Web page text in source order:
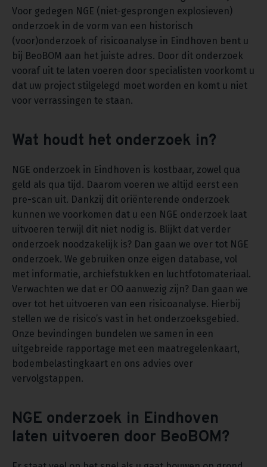
Voor gedegen NGE (niet-gesprongen explosieven)
onderzoek in de vorm van een historisch
(voor)onderzoek of risicoanalyse in Eindhoven bent u
bij BeoBOM aan het juiste adres. Door dit onderzoek
vooraf uit te laten voeren door specialisten voorkomt u
dat uw project stilgelegd moet worden en komt u niet
voor verrassingen te staan.
Wat houdt het onderzoek in?
NGE onderzoek in Eindhoven is kostbaar, zowel qua
geld als qua tijd. Daarom voeren we altijd eerst een
pre-scan uit. Dankzij dit oriënterende onderzoek
kunnen we voorkomen dat u een NGE onderzoek laat
uitvoeren terwijl dit niet nodig is. Blijkt dat verder
onderzoek noodzakelijk is? Dan gaan we over tot NGE
onderzoek. We gebruiken onze eigen database, vol
met informatie, archiefstukken en luchtfotomateriaal.
Verwachten we dat er OO aanwezig zijn? Dan gaan we
over tot het uitvoeren van een risicoanalyse. Hierbij
stellen we de risico’s vast in het onderzoeksgebied.
Onze bevindingen bundelen we samen in een
uitgebreide rapportage met een maatregelenkaart,
bodembelastingkaart en ons advies over
vervolgstappen.
NGE onderzoek in Eindhoven
laten uitvoeren door BeoBOM?